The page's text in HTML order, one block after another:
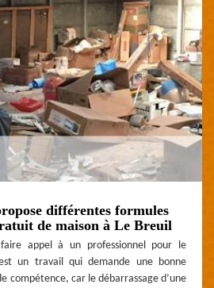
différentes formules
de maison à Le Breuil
appel à un professionnel pour le
un travail qui demande une bonne
compétence, car le débarrassage d’une